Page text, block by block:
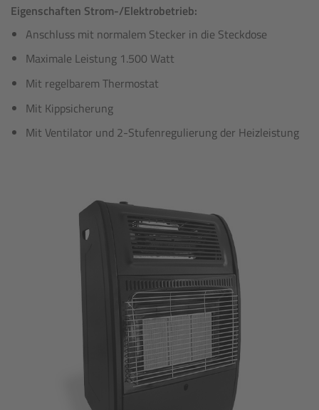
Eigenschaften Strom-/Elektrobetrieb:
Anschluss mit normalem Stecker in die Steckdose
Maximale Leistung 1.500 Watt
Mit regelbarem Thermostat
Mit Kippsicherung
Mit Ventilator und 2-Stufenregulierung der Heizleistung